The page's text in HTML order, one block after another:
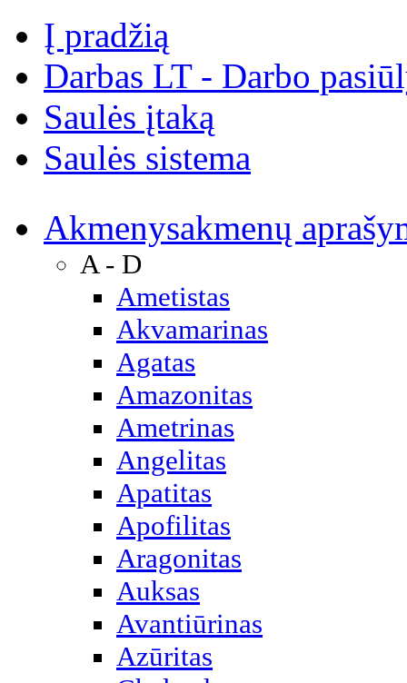
Į pradžią
Darbas LT - Darbo
Saulės įtaką
Saulės sistema
Akmenysakmenų
A - D
Ametistas
Akvamarinas
Agatas
Amazonitas
Ametrinas
Angelitas
Apatitas
Apofilitas
Aragonitas
Auksas
Avantiūrinas
Azūritas